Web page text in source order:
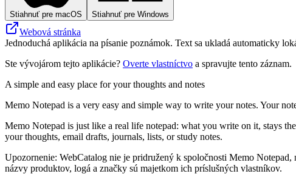
Stiahnuť pre macOS Stiahnuť pre Windows
Webová stránka
Jednoduchá aplikácia na písanie poznámok. Text sa ukladá automaticky
Ste vývojárom tejto aplikácie? Overte vlastníctvo a spravujte tento záznam.
A simple and easy place for your thoughts and notes
Memo Notepad is a very easy and simple way to write your notes. Your
Memo Notepad is just like a real life notepad: what you write on it, stays
your thoughts, email drafts, journals, lists, or study notes.
Upozornenie: WebCatalog nie je pridružený k spoločnosti Memo
názvy produktov, logá a značky sú majetkom ich príslušných vlastníkov.